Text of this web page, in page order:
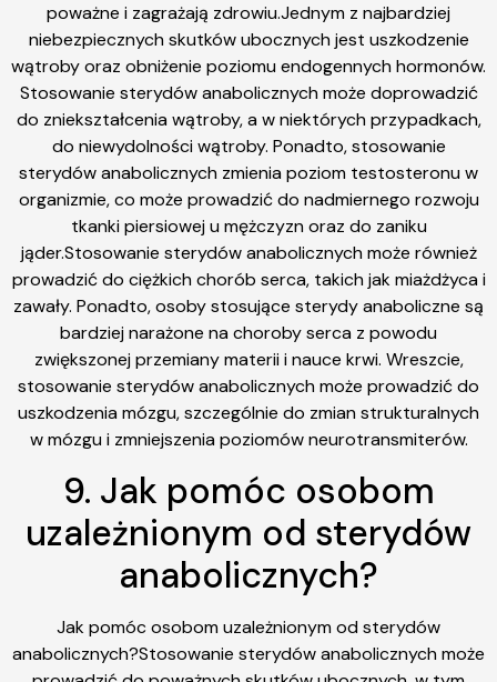
poważne i zagrażają zdrowiu.Jednym z najbardziej
niebezpiecznych skutków ubocznych jest uszkodzenie
wątroby oraz obniżenie poziomu endogennych hormonów.
Stosowanie sterydów anabolicznych może doprowadzić
do zniekształcenia wątroby, a w niektórych przypadkach,
do niewydolności wątroby. Ponadto, stosowanie
sterydów anabolicznych zmienia poziom testosteronu w
organizmie, co może prowadzić do nadmiernego rozwoju
tkanki piersiowej u mężczyzn oraz do zaniku
jąder.Stosowanie sterydów anabolicznych może również
prowadzić do ciężkich chorób serca, takich jak miażdżyca i
zawały. Ponadto, osoby stosujące sterydy anaboliczne są
bardziej narażone na choroby serca z powodu
zwiększonej przemiany materii i nauce krwi. Wreszcie,
stosowanie sterydów anabolicznych może prowadzić do
uszkodzenia mózgu, szczególnie do zmian strukturalnych
w mózgu i zmniejszenia poziomów neurotransmiterów.
9. Jak pomóc osobom
uzależnionym od sterydów
anabolicznych?
Jak pomóc osobom uzależnionym od sterydów
anabolicznych?Stosowanie sterydów anabolicznych może